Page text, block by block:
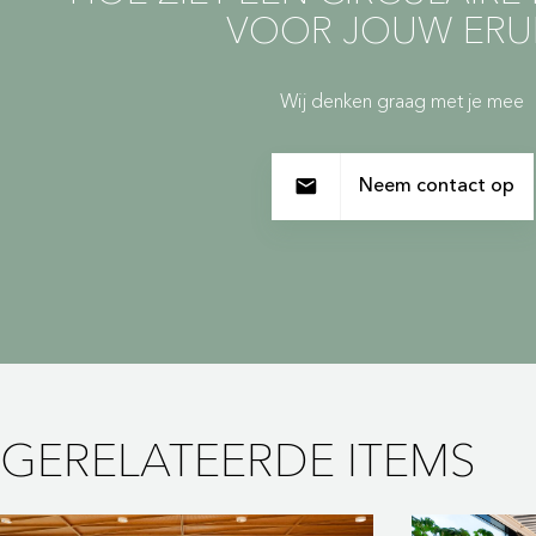
VOOR JOUW
Wij denken graag met je mee
Neem contact op
GERELATEERDE ITEMS